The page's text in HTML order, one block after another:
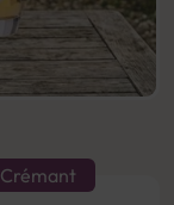
Crémant